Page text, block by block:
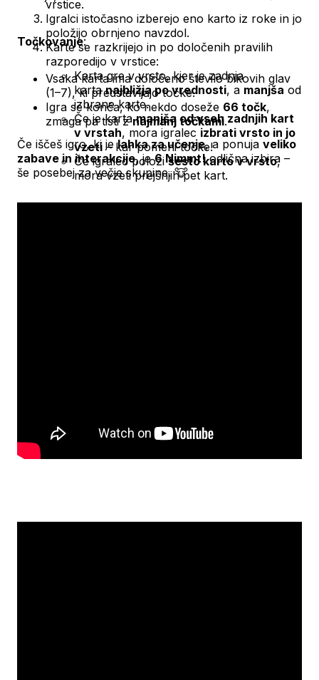
vrstice.
Igralci istočasno izberejo eno karto iz roke in jo
položijo obrnjeno navzdol.
Karte se razkrijejo in po določenih pravilih
razporedijo v vrstice:
Karta gre v vrsto, kjer je zadnja
kartanajbližja po vrednosti, a manjša od
izbrane karte.
Če je kartamanjša od vseh zadnjih kart
v vrstah, mora igralec izbrati vrsto in jo
vzeti– kar pomeni točke!
Če igralec položišesto karto v vrsto,
mora vzeti prejšnjih pet kart.
Točkovanje:
Vsaka karta ima določeno število bikovih glav
(1–7), ki predstavljajo točke.
Igra se konča, ko nekdo doseže 66 točk,
zmaga pa tisti znajmanj točkami.
Če iščeš igro, ki jelahka za učenje, a ponuja veliko
zabave in interakcije, je6 Nimmt!odlična izbira –
še posebej za večje skupine. 🐮